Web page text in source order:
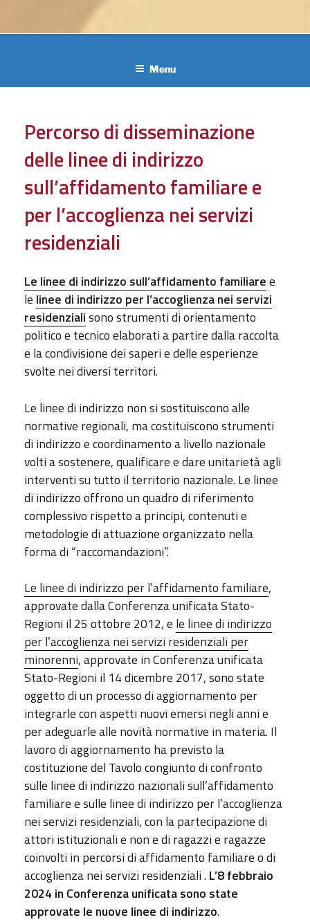
Menu
Percorso di disseminazione
delle linee di indirizzo
sull’affidamento familiare e
per l’accoglienza nei servizi
residenziali
Le linee di indirizzo sull’affidamento familiaree
le linee di indirizzo per l’accoglienza nei servizi
residenzialisono strumenti di orientamento
politico e tecnico elaborati a partire dalla raccolta
e la condivisione dei saperi e delle esperienze
svolte nei diversi territori.
Le linee di indirizzo non si sostituiscono alle
normative regionali, ma costituiscono strumenti
di indirizzo e coordinamento a livello nazionale
volti a sostenere, qualificare e dare unitarietà agli
interventi su tutto il territorio nazionale. Le linee
di indirizzo offrono un quadro di riferimento
complessivo rispetto a principi, contenuti e
metodologie di attuazione organizzato nella
forma di “raccomandazioni”.
Le linee di indirizzo per l’affidamento familiare,
approvate dalla Conferenza unificata Stato-
Regioni il 25 ottobre 2012, e le linee di indirizzo
per l’accoglienza nei servizi residenziali per
minorenni, approvate in Conferenza unificata
Stato-Regioni il 14 dicembre 2017, sono state
oggettodi un processo di aggiornamento per
integrarle con aspetti nuovi emersi negli anni e
per adeguarle alle novità normative in materia. Il
lavoro di aggiornamento ha previsto la
costituzione del Tavolo congiunto di confronto
sulle linee di indirizzo nazionali sull’affidamento
familiare e sulle linee di indirizzo per l’accoglienza
nei servizi residenziali, con la partecipazione di
attori istituzionali e non e di ragazzi e ragazze
coinvolti in percorsi di affidamento familiare o di
accoglienza nei servizi residenziali . L’8 febbraio
2024 in Conferenza unificata sono state
approvate le nuove linee di indirizzo.